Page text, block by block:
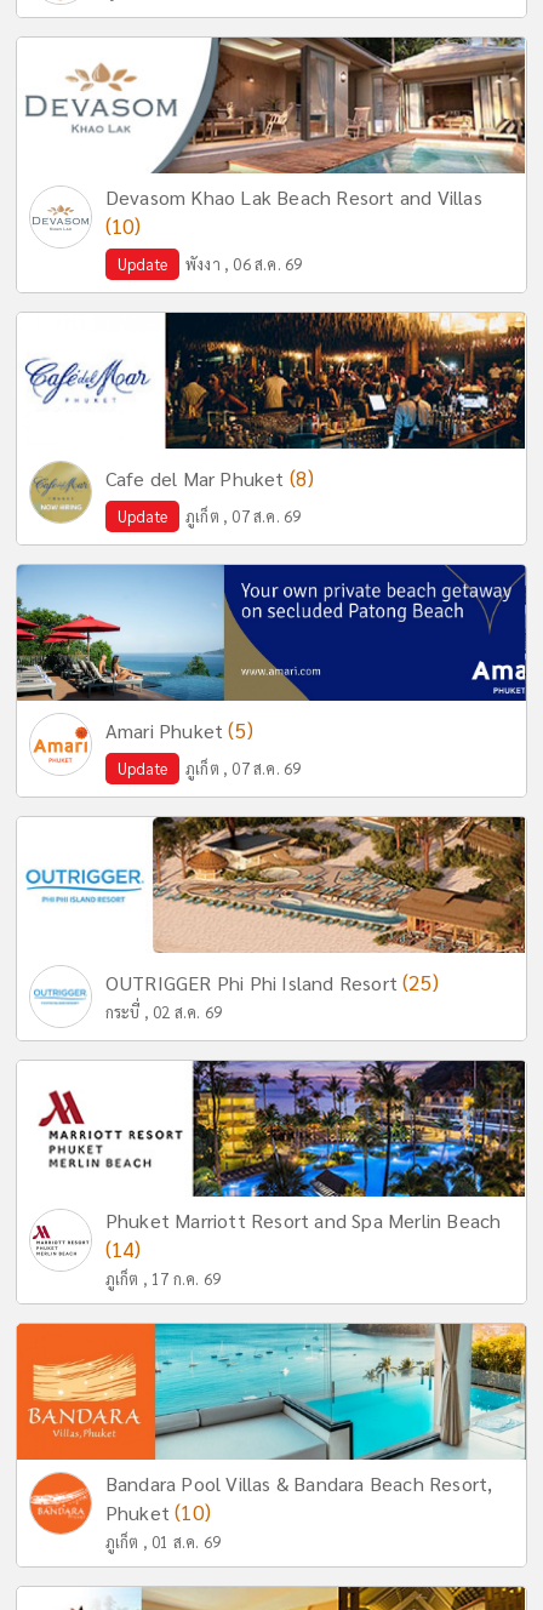
Devasom Khao Lak Beach Resort and Villas
(10)
Update พังงา , 06 ส.ค. 69
Cafe del Mar Phuket (8)
Update ภูเก็ต , 07 ส.ค. 69
Amari Phuket(5)
Update ภูเก็ต , 07 ส.ค. 69
OUTRIGGER Phi Phi Island Resort(25)
กระบี่ , 02 ส.ค. 69
Phuket Marriott Resort and Spa Merlin Beach
(14)
ภูเก็ต , 17 ก.ค. 69
Bandara Pool Villas & Bandara Beach Resort,
Phuket(10)
ภูเก็ต , 01 ส.ค. 69